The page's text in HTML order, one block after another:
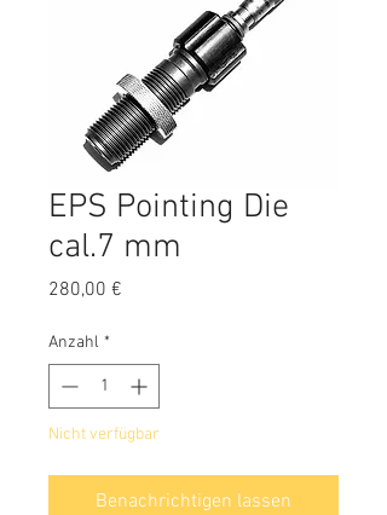
EPS Pointing Die
cal.7 mm
280,00 €
Anzahl *
Nicht verfügbar
Benachrichtigen lassen